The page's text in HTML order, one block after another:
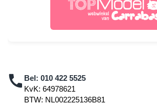
Bel: 010 422 5525
KvK: 64978621
BTW: NL002225136B81